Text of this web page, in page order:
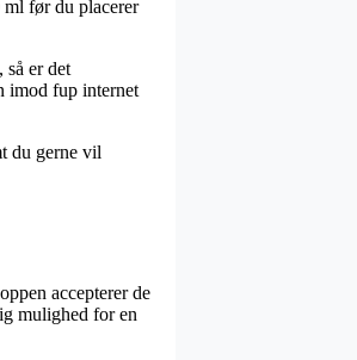
før du placerer
så er det
imod fup internet
du gerne vil
accepterer de
mulighed for en